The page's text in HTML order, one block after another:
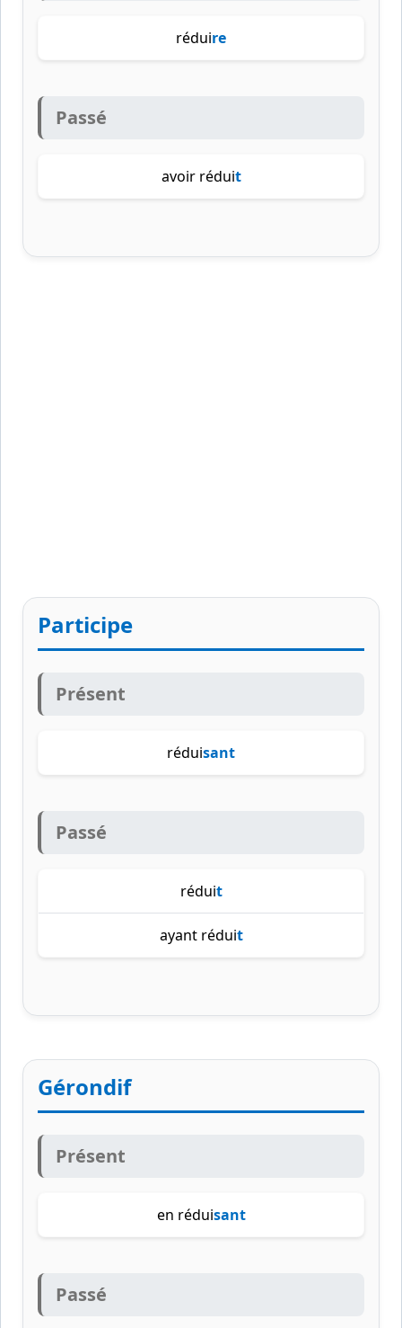
réduire
Passé
avoir réduit
Participe
Présent
réduisant
Passé
réduit
ayant réduit
Gérondif
Présent
en réduisant
Passé